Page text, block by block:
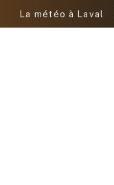
La météo à Laval